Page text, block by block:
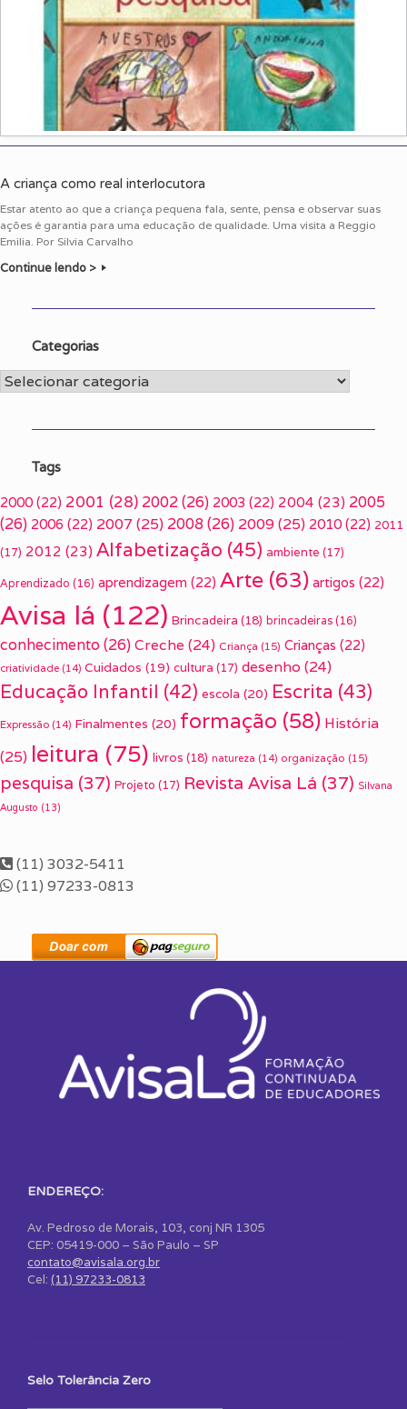
A criança como real interlocutora
Estar atento ao que a criança pequena fala, sente, pensa e observar suas
ações é garantia para uma educação de qualidade. Uma visita a Reggio
Emilia. Por Silvia Carvalho
Continue lendo >
Categorias
Categorias
Tags
2000 (22) 2001 (28) 2002(26) 2003 (22) 2004 (23) 2005
(26) 2006 (22) 2007 (25) 2008(26) 2009(25) 2010 (22) 2011
(17) 2012 (23) Alfabetização (45) ambiente (17)
Aprendizado (16) aprendizagem (22) Arte (63) artigos (22)
Avisa lá (122) Brincadeira (18) brincadeiras (16)
conhecimento(26) Creche (24) Criança (15) Crianças (22)
criatividade (14) Cuidados (19) cultura (17) desenho (24)
Educação Infantil (42) escola (20) Escrita (43)
Expressão (14) Finalmentes (20) formação (58) História
(25) leitura (75) livros (18) natureza (14) organização (15)
pesquisa (37) Projeto (17) Revista Avisa Lá (37) Silvana
Augusto (13)
(11) 3032-5411
(11) 97233-0813
ENDEREÇO:
Av. Pedroso de Morais, 103, conj NR 1305
CEP: 05419-000 – São Paulo – SP
contato@avisala.org.br
Cel: (11) 97233-0813
Selo Tolerância Zero